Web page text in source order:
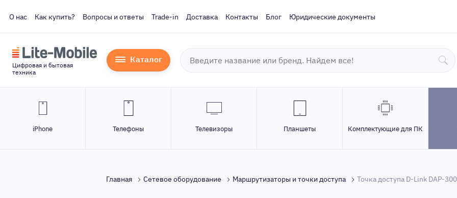
О нас Как купить? Вопросы и ответы Trade-in Доставка Контакты Блог Юридические документы
Цифровая и бытовая
техника
Каталог
iPhone Телефоны Телевизоры Планшеты Комплектующие для ПК
Главная Сетевое оборудование Маршрутизаторы и точки доступа Точка доступа D-Link DAP-